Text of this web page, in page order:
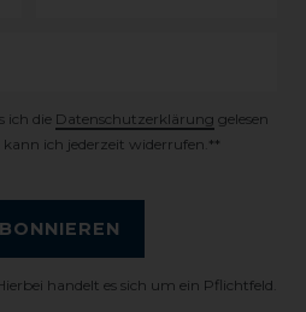
ich die Daten­schutz­erklärung gelesen
ich jederzeit widerrufen.**
handelt es sich um ein Pflichtfeld.